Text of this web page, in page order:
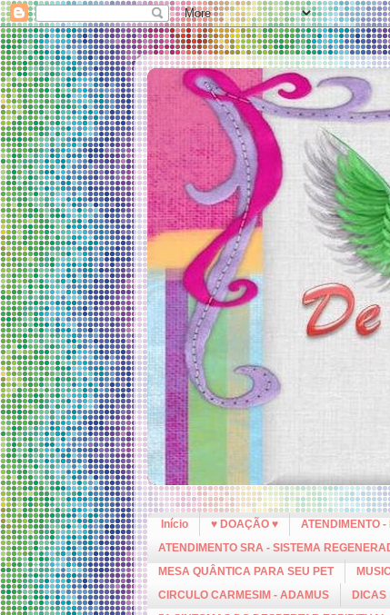
Início ♥ DOAÇÃO ♥ ATENDIMENTO
ATENDIMENTO SRA - SISTEMA
MESA QUÂNTICA PARA SEU PET
CIRCULO CARMESIM - ADAMUS
DICAS